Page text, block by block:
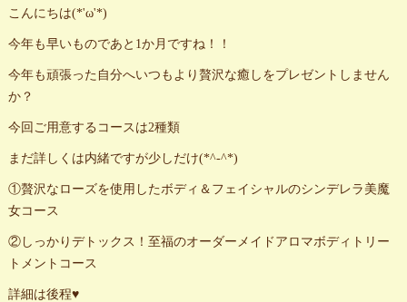
こんにちは(*'ω'*)
今年も早いものであと1か月ですね！！
今年も頑張った自分へいつもより贅沢な癒しをプレゼントしません
か？
今回ご用意するコースは2種類
まだ詳しくは内緒ですが少しだけ(*^-^*)
①贅沢なローズを使用したボディ＆フェイシャルのシンデレラ美魔
女コース
②しっかりデトックス！至福のオーダーメイドアロマボディトリー
トメントコース
詳細は後程♥